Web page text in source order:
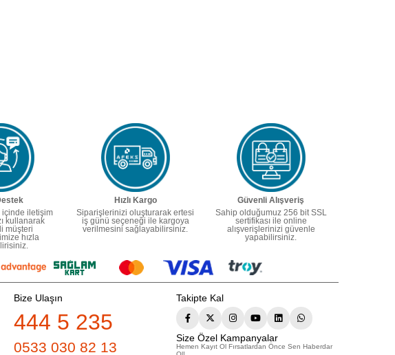
içinde iletişim
kullanarak
müşteri
hızla
Hızlı Kargo
Siparişlerinizi oluşturarak ertesi
iş günü seçeneği ile kargoya
verilmesini sağlayabilirsiniz.
Güvenli Alışveriş
Sahip olduğumuz 256 bit SSL
sertifikası ile online
alışverişlerinizi güvenle
yapabilirsiniz.
Bize Ulaşın
444 5 235
0533 030 82 13
Takipte Kal
Size Özel Kampanyalar
Hemen Kayıt Ol Fırsatlardan Önce Sen Haberdar